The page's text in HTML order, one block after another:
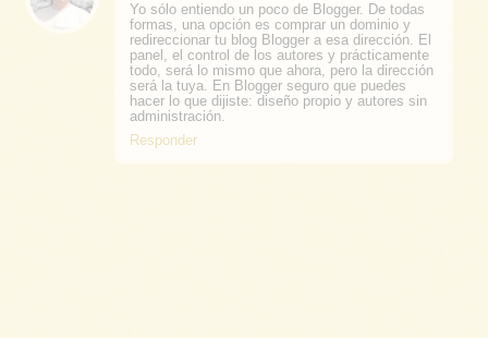
Yo sólo entiendo un poco de Blogger. De todas
formas, una opción es comprar un dominio y
redireccionar tu blog Blogger a esa dirección. El
panel, el control de los autores y prácticamente
todo, será lo mismo que ahora, pero la dirección
será la tuya. En Blogger seguro que puedes
hacer lo que dijiste: diseño propio y autores sin
administración.
Responder